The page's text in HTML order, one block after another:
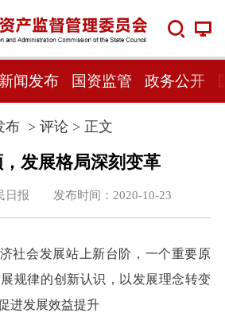
新闻发布 国资监管 政务公开
布> 评论 > 正文
发展格局深刻变革
日报 发布时间：2020-10-23
社会发展站上新台阶，一个重要原
规律的创新认识，以发展理念转变
进发展效益提升